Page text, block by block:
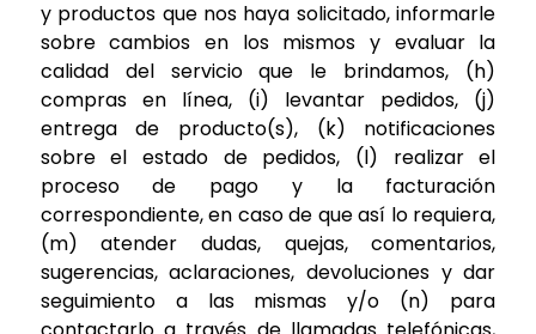
y productos que nos haya solicitado, informarle
sobre cambios en los mismos y evaluar la
calidad del servicio que le brindamos, (h)
compras en línea, (i) levantar pedidos, (j)
entrega de producto(s), (k) notificaciones
sobre el estado de pedidos, (l) realizar el
proceso de pago y la facturación
correspondiente, en caso de que así lo requiera,
(m) atender dudas, quejas, comentarios,
sugerencias, aclaraciones, devoluciones y dar
seguimiento a las mismas y/o (n) para